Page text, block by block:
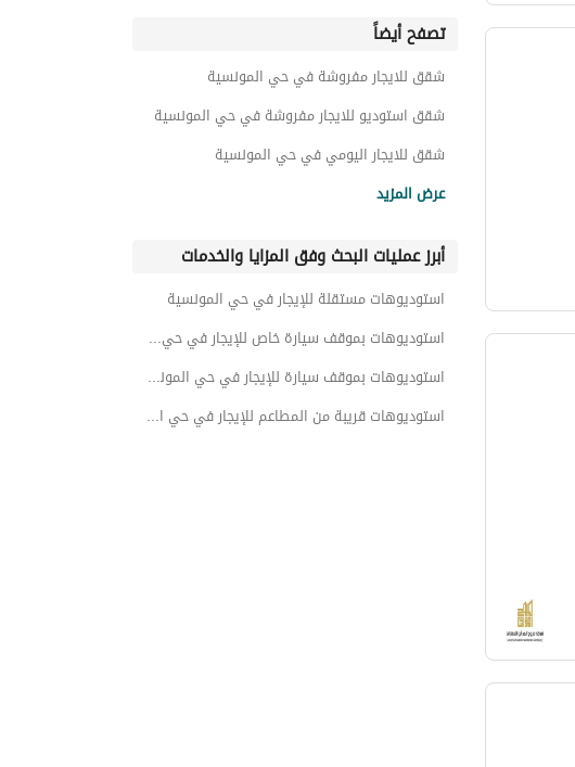
تصفح أيضاً
شقق للايجار مفروشة في حي المونسية
شقق استوديو للايجار مفروشة في حي المونسية
شقق للايجار اليومي في حي المونسية
شقق استوديو للايجار الشهري في حي المونسية
عقارات للايجار في الرياض
شقق للبيع في حي المونسية
شقق استوديو للبيع في حي المونسية
عرض المزيد
أبرز عمليات البحث وفق المزايا والخدمات
استوديوهات مستقلة للإيجار في حي المونسية
استوديوهات بموقف سيارة خاص للإيجار في حي المونسية
استوديوهات بموقف سيارة للإيجار في حي المونسية
استوديوهات قريبة من المطاعم للإيجار في حي المونسية